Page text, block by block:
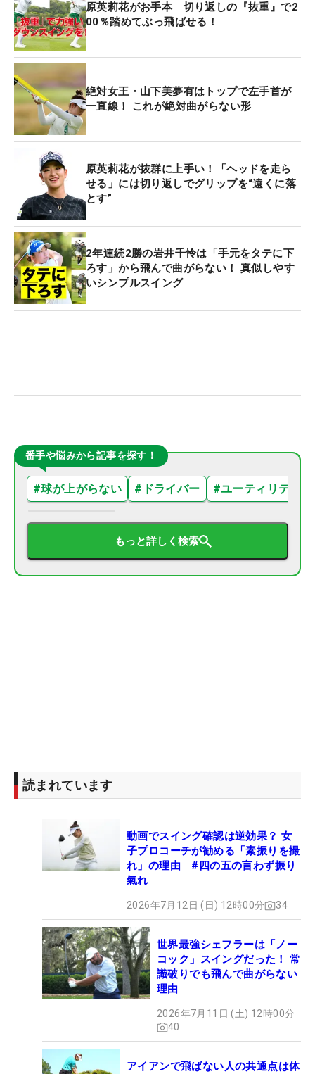
原英莉花がお手本 切り返しの『抜重』で2
00％踏めてぶっ飛ばせる！
絶対女王・山下美夢有はトップで左手首が
一直線！ これが絶対曲がらない形
原英莉花が抜群に上手い！「ヘッドを走ら
せる」には切り返しでグリップを“遠くに落
とす”
2年連続2勝の岩井千怜は「手元をタテに下
ろす」から飛んで曲がらない！ 真似しやす
いシンプルスイング
番手や悩みから記事を探す！
#球が上がらない # ドライバー #ユーティリティ
もっと詳しく検索
読まれています
動画でスイング確認は逆効果？ 女
子プロコーチが勧める「素振りを撮
れ」の理由 #四の五の言わず振り
氣れ
2026年7月12日 (日) 12時00分 34
世界最強シェフラーは「ノー
コック」スイングだった！ 常
識破りでも飛んで曲がらない
理由
2026年7月11日 (土) 12時00分
40
アイアンで飛ばない人の共通点は体